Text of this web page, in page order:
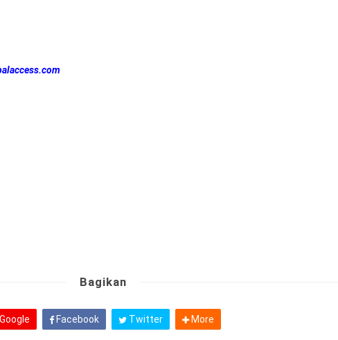
Bagikan
Facebook Twitter More